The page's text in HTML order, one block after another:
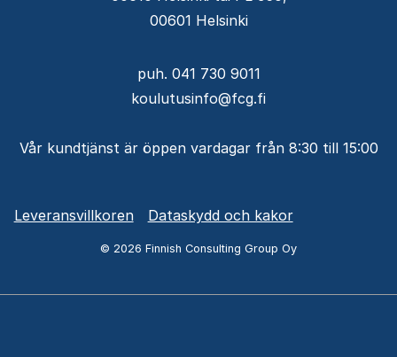
00601 Helsinki
puh. 041 730 9011
koulutusinfo@fcg.fi
Vår kundtjänst är öppen vardagar från 8:30 till 15:00
Alavalikko
Leveransvillkoren Dataskydd och kakor
© 2026 Finnish Consulting Group Oy